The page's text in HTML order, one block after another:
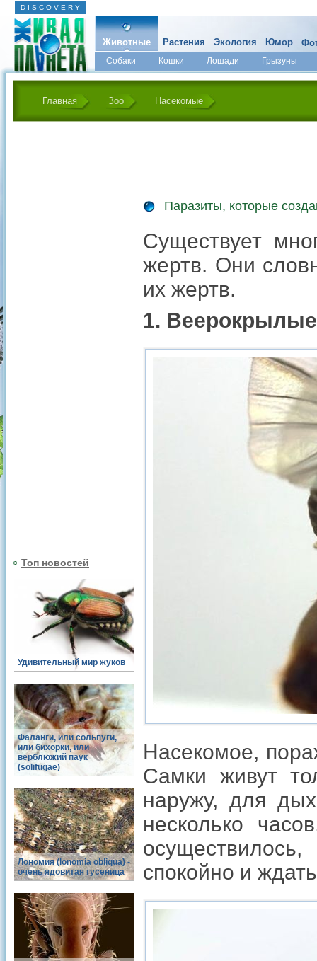
D I S C O V E R Y
Животные
Собаки Кошки Лошади
Грызуны
Микромир
Растения Экология Юмор
Главная Зоо Насекомые
Топ новостей
Удивительный мир жуков
Фаланги, или сольпуги,
или бихорки, или
верблюжий паук
(solifugae)
Лономия (lonomia obliqua) -
очень ядовитая гусеница
Паразиты, которые
Существует
жертв. Они
их жертв.
1. Веерокрылые
Насекомое,
Самки живут
наружу, для
несколько
спокойно и